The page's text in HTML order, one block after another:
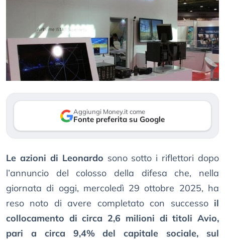
Aggiungi Money.it come
Fonte preferita su Google
Le azioni di Leonardo sono sotto i riflettori dopo
l’annuncio del colosso della difesa che, nella
giornata di oggi, mercoledì 29 ottobre 2025, ha
reso noto di avere completato con successo il
collocamento di circa 2,6 milioni di titoli Avio,
pari a circa 9,4% del capitale sociale, sul